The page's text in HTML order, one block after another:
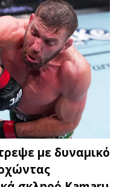
με δυναμικό